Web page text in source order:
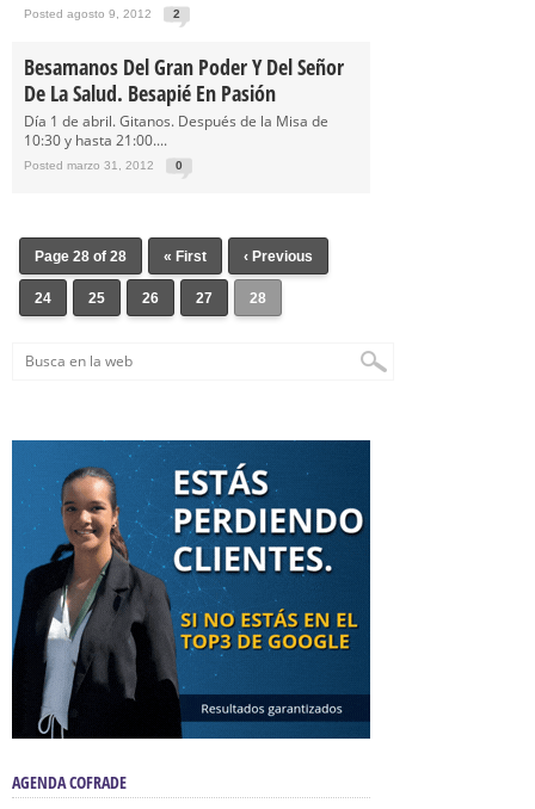
Posted agosto 9, 2012 2
Besamanos Del Gran Poder Y Del Señor
De La Salud. Besapié En Pasión
Día 1 de abril. Gitanos. Después de la Misa de
10:30 y hasta 21:00....
Posted marzo 31, 2012 0
Page 28 of 28 « First ‹ Previous
24 25 26 27 28
AGENDA COFRADE